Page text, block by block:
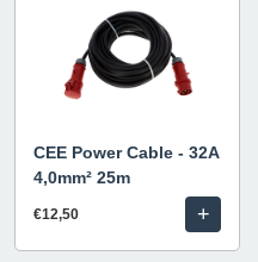
CEE Power Cable - 32A
4,0mm² 25m
€12,50 +